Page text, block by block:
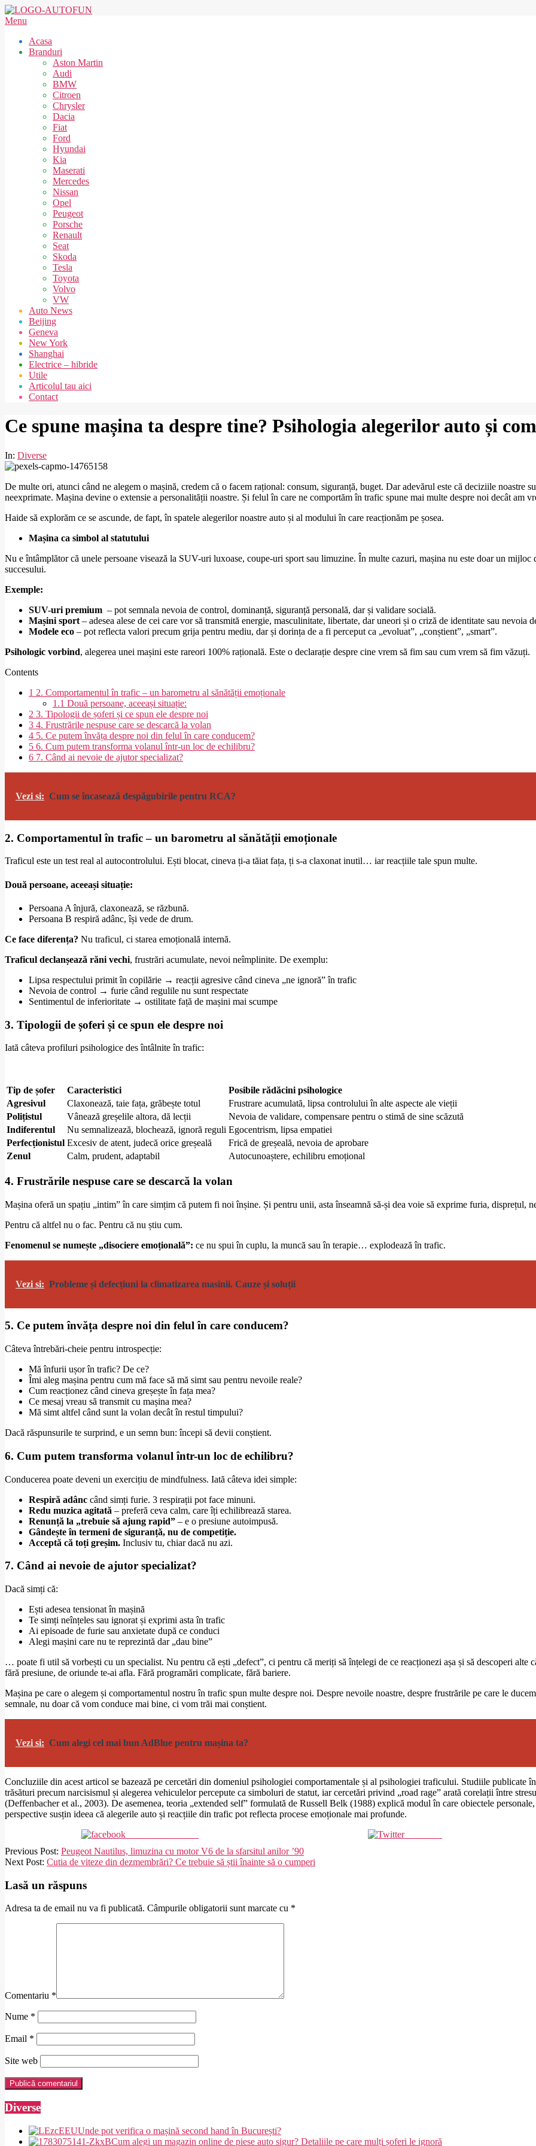
Skip
to
AUTOFUN
Secondary
Menu
Menu
Acasa
Branduri
Aston Martin
Audi
BMW
Citroen
Chrysler
Dacia
Fiat
Ford
Hyundai
Kia
Maserati
Mercedes
Nissan
Opel
Peugeot
Porsche
Renault
Seat
Skoda
Tesla
Toyota
Volvo
VW
Auto News
Beijing
Geneva
New York
Shanghai
Electrice – hibride
Utile
Articolul tau aici
Contact
Ce spune mașina ta despre tine? Psihologia alegerilor auto și
In: Diverse
De multe ori, atunci când ne alegem o mașină, credem că o facem rațional: consum, siguranță, buget. Dar adevărul este că deciziile noastre
neexprimate. Mașina devine o extensie a personalității noastre. Și felul în care ne comportăm în trafic spune mai multe despre noi decât am
Haide să explorăm ce se ascunde, de fapt, în spatele alegerilor noastre auto și al modului în care reacționăm pe șosea.
Mașina ca simbol al statutului
Nu e întâmplător că unele persoane visează la SUV-uri luxoase, coupe-uri sport sau limuzine. În multe cazuri, mașina nu este doar un
succesului.
Exemple:
SUV-uri premium – pot semnala nevoia de control, dominanță, siguranță personală, dar și validare socială.
Mașini sport – adesea alese de cei care vor să transmită energie, masculinitate, libertate, dar uneori și o criză de identitate sau nevoia
Modele eco – pot reflecta valori precum grija pentru mediu, dar și dorința de a fi perceput ca „evoluat”, „conștient”, „smart”.
Psihologic vorbind, alegerea unei mașini este rareori 100% rațională. Este o declarație despre cine vrem să fim sau cum vrem să fim văzuți.
Contents
1 2. Comportamentul în trafic – un barometru al sănătății emoționale
1.1 Două persoane, aceeași situație:
2 3. Tipologii de șoferi și ce spun ele despre noi
3 4. Frustrările nespuse care se descarcă la volan
4 5. Ce putem învăța despre noi din felul în care conducem?
5 6. Cum putem transforma volanul într-un loc de echilibru?
6 7. Când ai nevoie de ajutor specializat?
Vezi si: Cum se încasează despăgubirile pentru RCA?
2. Comportamentul în trafic – un barometru al sănătății emoționale
Traficul este un test real al autocontrolului. Ești blocat, cineva ți-a tăiat fața, ți s-a claxonat inutil… iar reacțiile tale spun multe.
Două persoane, aceeași situație:
Persoana A înjură, claxonează, se răzbună.
Persoana B respiră adânc, își vede de drum.
Ce face diferența? Nu traficul, ci starea emoțională internă.
Traficul declanșează răni vechi, frustrări acumulate, nevoi neîmplinite. De exemplu:
Lipsa respectului primit în copilărie → reacții agresive când cineva „ne ignoră” în trafic
Nevoia de control → furie când regulile nu sunt respectate
Sentimentul de inferioritate → ostilitate față de mașini mai scumpe
3. Tipologii de șoferi și ce spun ele despre noi
Iată câteva profiluri psihologice des întâlnite în trafic:
Tip de șofer Caracteristici
Posibile rădăcini psihologice
Agresivul
Claxonează, taie fața, grăbește totul
Frustrare acumulată, lipsa controlului în alte aspecte ale vieții
Polițistul
Vânează greșelile altora, dă lecții
Nevoia de validare, compensare pentru o stimă de sine scăzută
Indiferentul
Nu semnalizează, blochează, ignoră reguli Egocentrism, lipsa empatiei
Perfecționistul Excesiv de atent, judecă orice greșeală
Frică de greșeală, nevoia de aprobare
Zenul
Calm, prudent, adaptabil Autocunoaștere, echilibru emoțional
4. Frustrările nespuse care se descarcă la volan
Mașina oferă un spațiu „intim” în care simțim că putem fi noi înșine. Și pentru unii, asta înseamnă să-și dea voie să exprime furia, disprețul,
Pentru că altfel nu o fac. Pentru că nu știu cum.
Fenomenul se numește „disociere emoțională”: ce nu spui în cuplu, la muncă sau în terapie… explodează în trafic.
Vezi si: Probleme și defecțiuni la climatizarea masinii. Cauze și soluții
5. Ce putem învăța despre noi din felul în care conducem?
Câteva întrebări-cheie pentru introspecție:
Mă înfurii ușor în trafic? De ce?
Îmi aleg mașina pentru cum mă face să mă simt sau pentru nevoile reale?
Cum reacționez când cineva greșește în fața mea?
Ce mesaj vreau să transmit cu mașina mea?
Mă simt altfel când sunt la volan decât în restul timpului?
Dacă răspunsurile te surprind, e un semn bun: începi să devii conștient.
6. Cum putem transforma volanul într-un loc de echilibru?
Conducerea poate deveni un exercițiu de mindfulness. Iată câteva idei simple:
Respiră adânc când simți furie. 3 respirații pot face minuni.
Redu muzica agitată – preferă ceva calm, care îți echilibrează starea.
Renunță la „trebuie să ajung rapid” – e o presiune autoimpusă.
Gândește în termeni de siguranță, nu de competiție.
Acceptă că toți greșim. Inclusiv tu, chiar dacă nu azi.
7. Când ai nevoie de ajutor specializat?
Dacă simți că:
Ești adesea tensionat în mașină
Te simți neînțeles sau ignorat și exprimi asta în trafic
Ai episoade de furie sau anxietate după ce conduci
Alegi mașini care nu te reprezintă dar „dau bine”
… poate fi util să vorbești cu un specialist. Nu pentru că ești „defect”, ci pentru că meriți să înțelegi de ce reacționezi așa și să descoperi alte
fără presiune, de oriunde te-ai afla. Fără programări complicate, fără bariere.
Mașina pe care o alegem și comportamentul nostru în trafic spun multe despre noi. Despre nevoile noastre, despre frustrările pe care le
semnale, nu doar că vom conduce mai bine, ci vom trăi mai conștient.
Vezi si: Cum alegi cel mai bun AdBlue pentru mașina ta?
Concluziile din acest articol se bazează pe cercetări din domeniul psihologiei comportamentale și al psihologiei traficului. Studiile publicate
trăsături precum narcisismul și alegerea vehiculelor percepute ca simboluri de statut, iar cercetări privind „road rage” arată corelații între
(Deffenbacher et al., 2003). De asemenea, teoria „extended self” formulată de Russell Belk (1988) explică modul în care obiectele
perspective susțin ideea că alegerile auto și reacțiile din trafic pot reflecta procese emoționale mai profunde.
Post on X
2026-
03-
Previous Post: Peugeot Nautilus, limuzina cu motor V6 de la sfarsitul anilor ’90
Next Post: Cutia de viteze din dezmembrări? Ce trebuie să știi înainte să o cumperi
Lasă un răspuns
Adresa ta de email nu va fi publicată. Câmpurile obligatorii sunt marcate cu *
Comentariu *
Nume *
Email *
Site web
Diverse
Unde pot verifica o mașină second hand în București?
Cum alegi un magazin online de piese auto sigur? Detaliile pe care mulți șoferi le ignoră